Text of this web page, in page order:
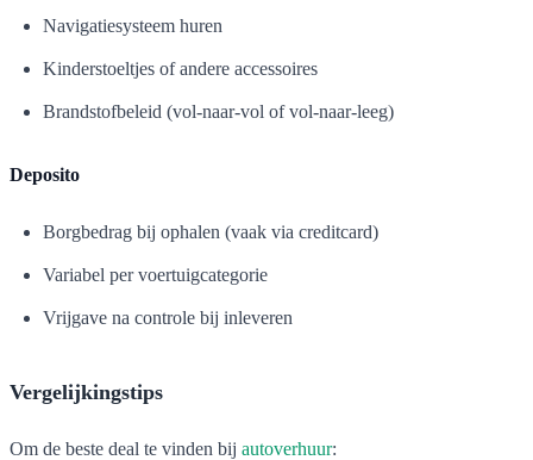
Navigatiesysteem huren
Kinderstoeltjes of andere accessoires
Brandstofbeleid (vol-naar-vol of vol-naar-leeg)
Deposito
Borgbedrag bij ophalen (vaak via creditcard)
Variabel per voertuigcategorie
Vrijgave na controle bij inleveren
Vergelijkingstips
Om de beste deal te vinden bij autoverhuur: